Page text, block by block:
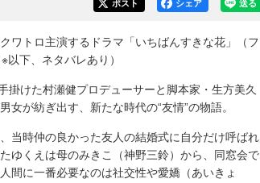
送る
シェア
ポスト
ワトロ主演するドラマ「いちばんすきな花」（フ
下、ネタバレあり）
けた村瀬健プロデューサーと脚本家・生方美久
が紡ぎ出す、新たな時代の“友情”の物語。
当時仲の良かった友人の結婚式に自分だけ呼ばれ
ゆくえは母のみきこ（神野三鈴）から、同窓会で
間に一番必要なのは社交性や愛嬌（あいきょ